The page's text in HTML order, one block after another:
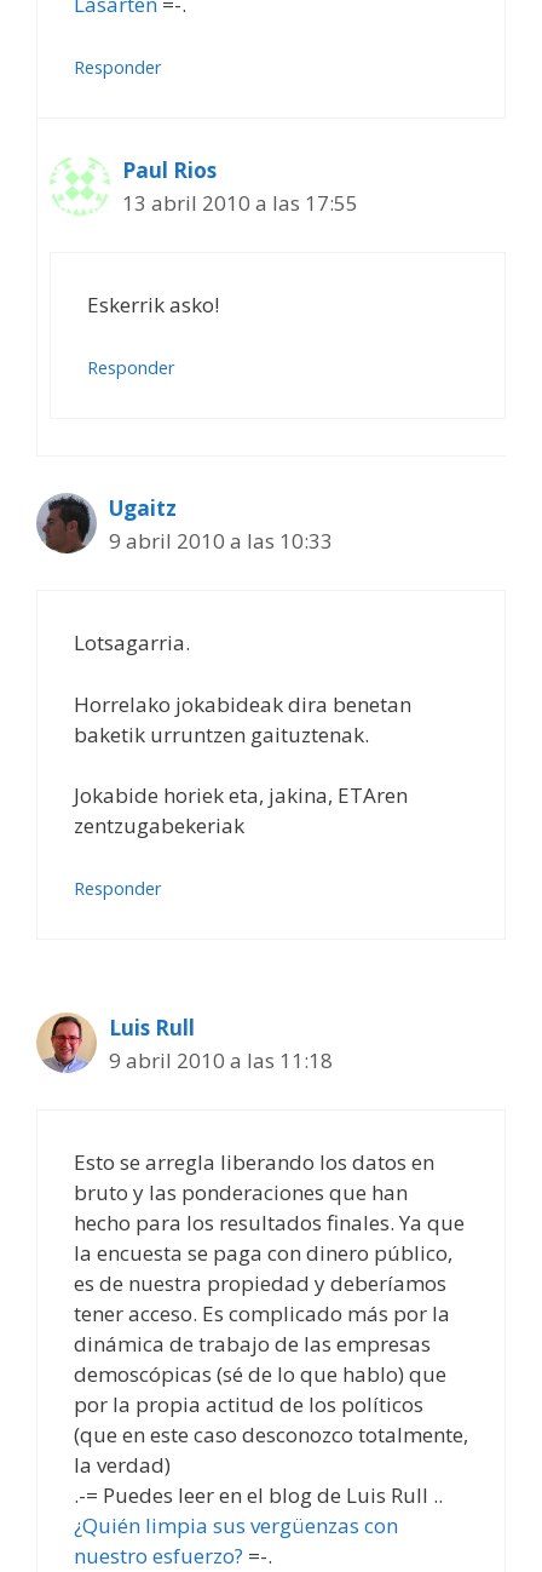
Responder
Paul Rios
13 abril 2010 a las 17:55
Eskerrik asko!
Responder
Ugaitz
9 abril 2010 a las 10:33
Lotsagarria.
Horrelako jokabideak dira benetan
baketik urruntzen gaituztenak.
Jokabide horiek eta, jakina, ETAren
zentzugabekeriak
Responder
Luis Rull
9 abril 2010 a las 11:18
Esto se arregla liberando los datos en
bruto y las ponderaciones que han
hecho para los resultados finales. Ya que
la encuesta se paga con dinero público,
es de nuestra propiedad y deberíamos
tener acceso. Es complicado más por la
dinámica de trabajo de las empresas
demoscópicas (sé de lo que hablo) que
por la propia actitud de los políticos
(que en este caso desconozco totalmente,
la verdad)
.-= Puedes leer en el blog de Luis Rull ..
¿Quién limpia sus vergüenzas con
nuestro esfuerzo? =-.